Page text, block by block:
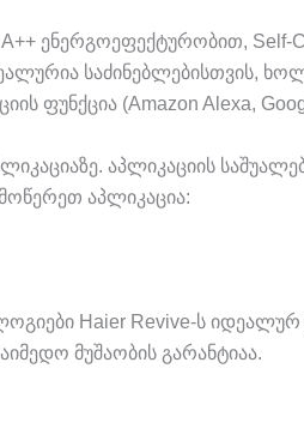
ენერგოეფექტურობით,
ფუნქცია (Amazon Alexa,
აპლიკაციის
აპლიკაცია:
Haier Revive-ს
მუშაობის გარანტიაა.